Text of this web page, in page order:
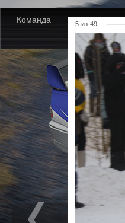
Команда Новости
5 из 49